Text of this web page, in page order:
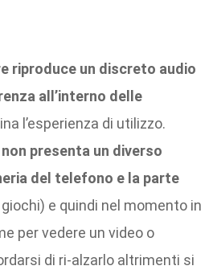
riproduce un discreto audio
all’interno delle
l’esperienza di utilizzo.
non presenta un diverso
del telefono e la parte
e quindi nel momento in
per vedere un video o
di ri-alzarlo altrimenti si